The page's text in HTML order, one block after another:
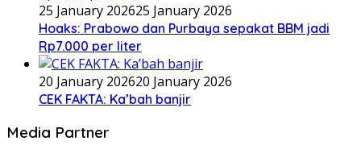
25 January 202625 January 2026
Hoaks: Prabowo dan Purbaya sepakat BBM jadi
Rp7.000 per liter
20 January 202620 January 2026
CEK FAKTA: Ka’bah banjir
Media Partner